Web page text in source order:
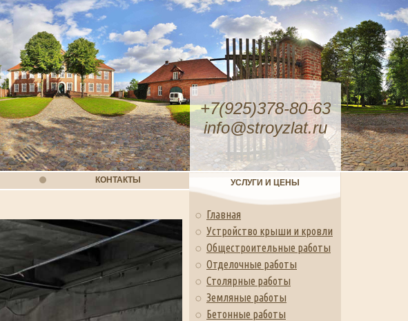
+7(925)378-80-63
info@stroyzlat.ru
КОНТАКТЫ УСЛУГИ И ЦЕНЫ
Главная
Устройство крыши и кровли
Общестроительные работы
Отделочные работы
Столярные работы
Земляные работы
Бетонные работы